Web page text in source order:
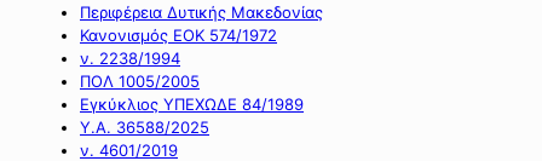
Περιφέρεια Δυτικής Μακεδονίας
Κανονισμός ΕΟΚ 574/1972
ν. 2238/1994
ΠΟΛ 1005/2005
Εγκύκλιος ΥΠΕΧΩΔΕ 84/1989
Υ.Α. 36588/2025
ν. 4601/2019